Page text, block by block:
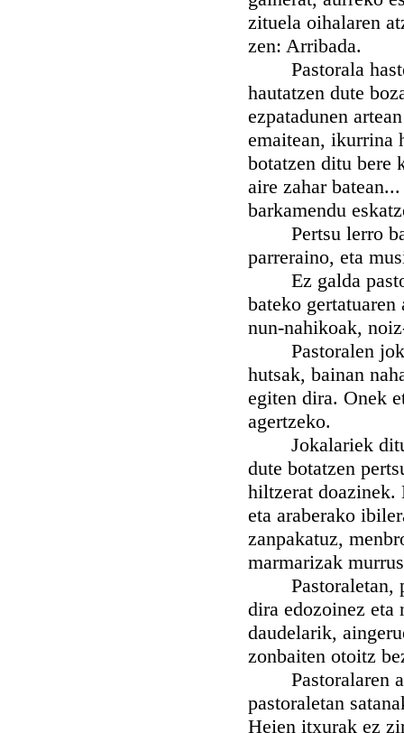
zituela oihalaren
zen: Arribada.
Pastorala
hautatzen dute
ezpatadunen
emaitean, ikurrina
botatzen ditu bere
aire zahar
barkamendu
Pertsu lerro
parreraino, eta
Ez galda
bateko
nun-nahikoak,
Pastoralen
hutsak, bainan
egiten dira. Onek
agertzeko.
Jokalariek
dute botatzen
hiltzerat doazinek.
eta araberako
zanpakatuz,
marmarizak
Pastoraletan,
dira edozoinez eta
daudelarik,
zonbaiten otoitz
Pastoralaren
pastoraletan
Heien itxurak ez